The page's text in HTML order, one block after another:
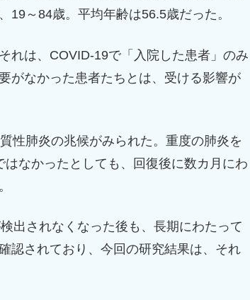
19～84歳。平均年齢は56.5歳だった。
れは、COVID-19で「入院した患者」のみ
がなかった患者たちとは、受ける影響が
性肺炎の兆候がみられた。重度の肺炎を
なかったとしても、回復後に数カ月にわ
出されなくなった後も、長期にわたって
認されており、今回の研究結果は、それ